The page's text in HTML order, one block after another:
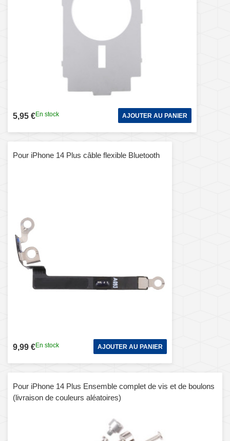
5,95 €En stock AJOUTER AU PANIER
Pour iPhone 14 Plus câble flexible Bluetooth
9,99 €En stock AJOUTER AU PANIER
Pour iPhone 14 Plus Ensemble complet de vis et de boulons
(livraison de couleurs aléatoires)